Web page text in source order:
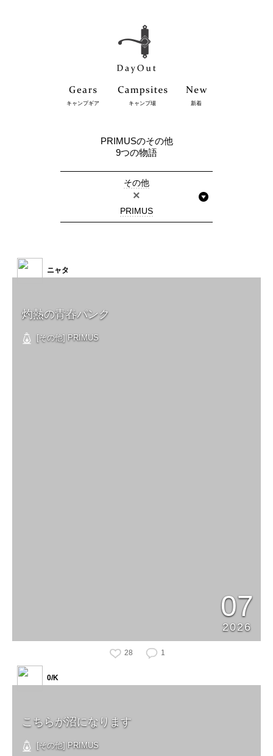
キャンプギア キャンプ場 新着
PRIMUSのその他
9つの物語
その他
×
PRIMUS
灼熱の青春パンク
[その他] PRIMUS
07
2026
ニャタ
28 1
こちらが沼になります
[その他] PRIMUS
0/K